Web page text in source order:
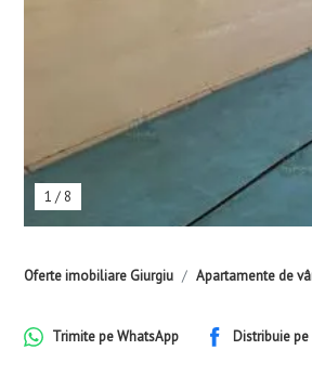
1 / 8
Oferte imobiliare Giurgiu Apartamente de
Trimite peWhatsApp Distribuie pe